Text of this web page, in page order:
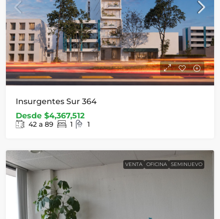
Insurgentes Sur 364
Desde $4,367,512
42 a 89 1 1
VENTA OFICINA SEMINUEVO